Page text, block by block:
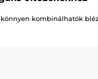
kombinálhatók